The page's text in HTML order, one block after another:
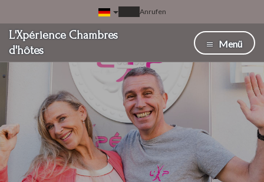
Anrufen
L'Xpérience Chambres
d'hôtes
Menü